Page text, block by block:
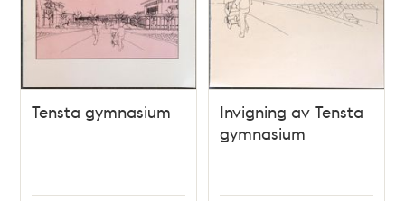
Tensta gymnasium
Invigning av Tensta
gymnasium